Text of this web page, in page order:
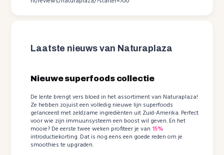
Laatste nieuws van Naturaplaza
Nieuwe superfoods collectie
De lente brengt vers bloed in het assortiment van Naturaplaza!
Ze hebben zojuist een volledig nieuwe lijn superfoods
gelanceerd met zeldzame ingrediënten uit Zuid-Amerika. Perfect
voor wie zijn immuunsysteem een boost wil geven. En het
mooie? De eerste twee weken profiteer je van 15%
introductiekorting. Dat is nog eens een goede reden om je
smoothies te upgraden.